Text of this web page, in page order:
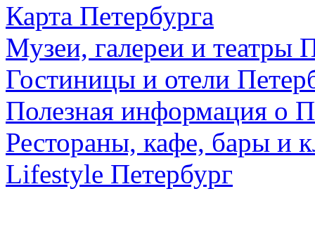
Карта Петербурга
Музеи, галереи и театры
Гостиницы и отели
Полезная информация о
Рестораны, кафе, бары и
Lifestyle Петербург